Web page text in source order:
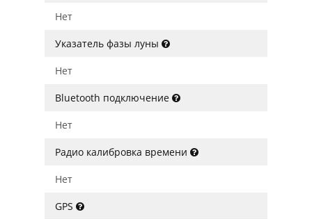
Нет
Указатель фазы луны
Нет
Bluetooth подключение
Нет
Радио калибровка времени
Нет
GPS